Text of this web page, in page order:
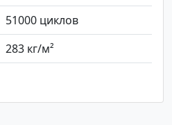
51000 циклов
283 кг/м²